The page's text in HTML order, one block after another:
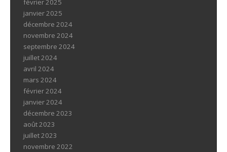
février 2025
janvier 2025
décembre 2024
novembre 2024
septembre 2024
juillet 2024
avril 2024
mars 2024
février 2024
janvier 2024
décembre 2023
août 2023
juillet 2023
novembre 2022